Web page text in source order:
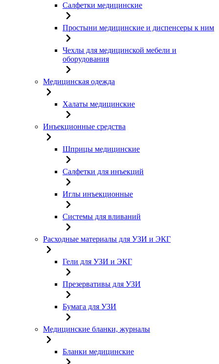
Салфетки медицинские
Простыни медицинские и диспенсеры к ним
Чехлы для медицинской мебели и
оборудования
Медицинская одежда
Халаты медицинские
Инъекционные средства
Шприцы медицинские
Салфетки для инъекций
Иглы инъекционные
Системы для вливаний
Расходные материалы для УЗИ и ЭКГ
Гели для УЗИ и ЭКГ
Презервативы для УЗИ
Бумага для УЗИ
Медицинские бланки, журналы
Бланки медицинские